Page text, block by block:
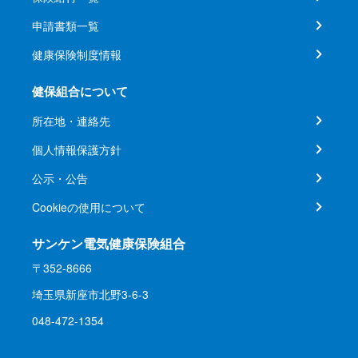
申請書類一覧
健康保険制度情報
健保組合について
所在地・連絡先
個人情報保護方針
公示・公告
Cookieの使用について
サンケン電気健康保険組合
〒352-8666
埼玉県新座市北野3-6-3
048-472-1354